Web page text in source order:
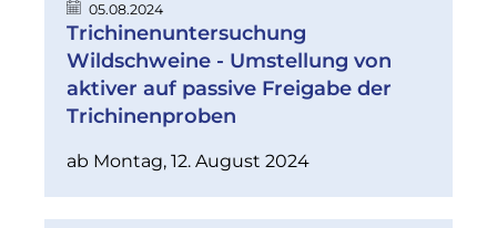
05.08.2024
Trichinenuntersuchung
Wildschweine - Umstellung von
aktiver auf passive Freigabe der
Trichinenproben
ab Montag, 12. August 2024